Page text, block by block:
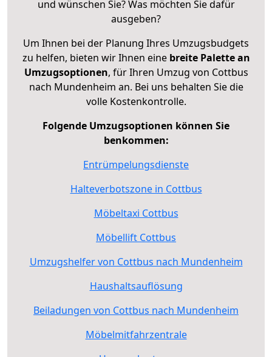
und wünschen Sie? Was möchten Sie dafür
ausgeben?
Um Ihnen bei der Planung Ihres Umzugsbudgets
zu helfen, bieten wir Ihnen eine breite Palette an
Umzugsoptionen, für Ihren Umzug von Cottbus
nach Mundenheim an. Bei uns behalten Sie die
volle Kostenkontrolle.
Folgende Umzugsoptionen können Sie
benkommen:
Entrümpelungsdienste
Halteverbotszone in Cottbus
Möbeltaxi Cottbus
Möbellift Cottbus
Umzugshelfer von Cottbus nach Mundenheim
Haushaltsauflösung
Beiladungen von Cottbus nach Mundenheim
Möbelmitfahrzentrale